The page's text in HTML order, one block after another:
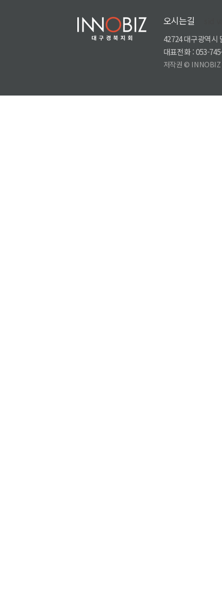
오시는길
42724 대구광역시
대표전화 : 053-
저작권 © INNOBIZ